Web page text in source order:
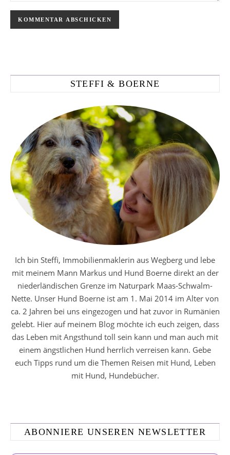
STEFFI & BOERNE
Ich bin Steffi, Immobilienmaklerin aus Wegberg und lebe
mit meinem Mann Markus und Hund Boerne direkt an der
niederländischen Grenze im Naturpark Maas-Schwalm-
Nette. Unser Hund Boerne ist am 1. Mai 2014 im Alter von
ca. 2 Jahren bei uns eingezogen und hat zuvor in Rumänien
gelebt. Hier auf meinem Blog möchte ich euch zeigen, dass
das Leben mit Angsthund toll sein kann und man auch mit
einem ängstlichen Hund herrlich verreisen kann. Gebe
euch Tipps rund um die Themen Reisen mit Hund, Leben
mit Hund, Hundebücher.
ABONNIERE UNSEREN NEWSLETTER